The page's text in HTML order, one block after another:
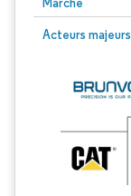
Acteurs majeurs